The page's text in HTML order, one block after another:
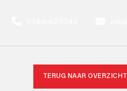
TERUG NAAR OVERZICHT